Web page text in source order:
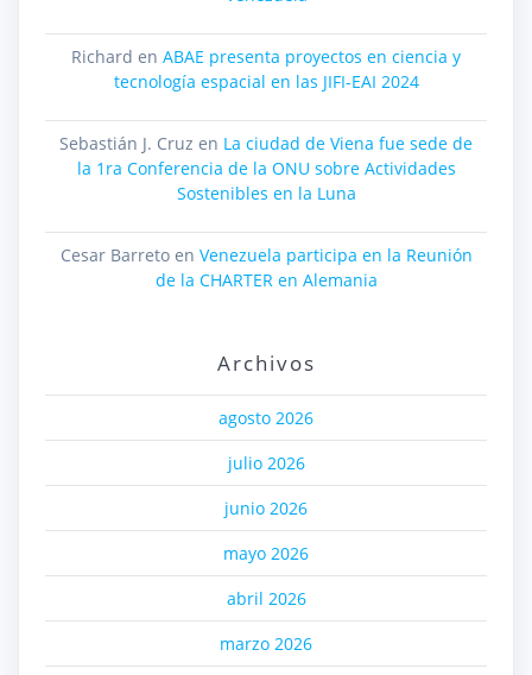
Richard en ABAE presenta proyectos en ciencia y
tecnología espacial en las JIFI-EAI 2024
Sebastián J. Cruz en La ciudad de Viena fue sede de
la 1ra Conferencia de la ONU sobre Actividades
Sostenibles en la Luna
Cesar Barretoen Venezuela participa en la Reunión
de la CHARTER en Alemania
Archivos
agosto 2026
julio 2026
junio 2026
mayo 2026
abril 2026
marzo 2026